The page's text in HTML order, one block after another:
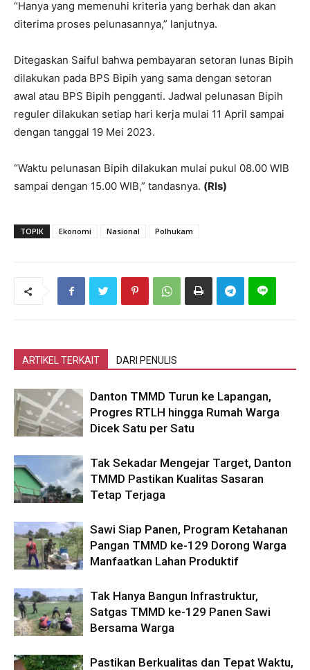
“Hanya yang memenuhi kriteria yang berhak dan akan
diterima proses pelunasannya,” lanjutnya.
Ditegaskan Saiful bahwa pembayaran setoran lunas Bipih
dilakukan pada BPS Bipih yang sama dengan setoran
awal atau BPS Bipih pengganti. Jadwal pelunasan Bipih
reguler dilakukan setiap hari kerja mulai 11 April sampai
dengan tanggal 19 Mei 2023.
“Waktu pelunasan Bipih dilakukan mulai pukul 08.00 WIB
sampai dengan 15.00 WIB,” tandasnya. (Rls)
TOPIK Ekonomi Nasional Polhukam
ARTIKEL TERKAIT DARI PENULIS
Danton TMMD Turun ke Lapangan,
Progres RTLH hingga Rumah Warga
Dicek Satu per Satu
Tak Sekadar Mengejar Target, Danton
TMMD Pastikan Kualitas Sasaran
Tetap Terjaga
Sawi Siap Panen, Program Ketahanan
Pangan TMMD ke-129 Dorong Warga
Manfaatkan Lahan Produktif
Tak Hanya Bangun Infrastruktur,
Satgas TMMD ke-129 Panen Sawi
Bersama Warga
Pastikan Berkualitas dan Tepat Waktu,